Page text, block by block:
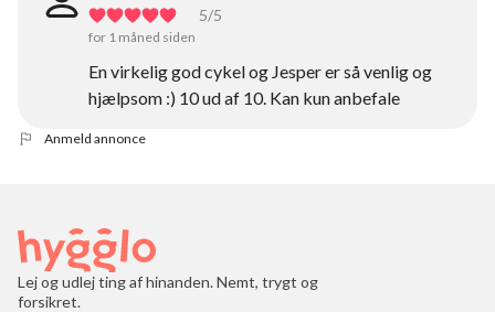
5/5
for 1 måned siden
En virkelig god cykel og Jesper er så venlig og
hjælpsom :) 10 ud af 10. Kan kun anbefale
Anmeld annonce
Lej og udlej ting af hinanden. Nemt, trygt og
forsikret.